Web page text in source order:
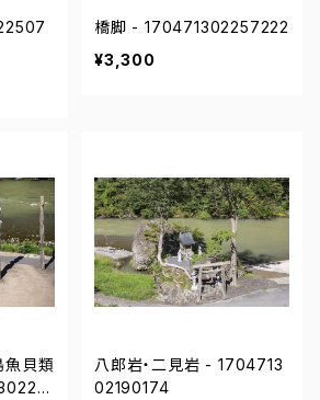
橋脚 - 170471302257222
¥3,300
魚貝類
八郎岩・二見岩 - 1704713
02190174